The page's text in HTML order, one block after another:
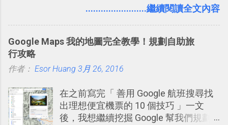
理，到底 Slack 有什麼魅力？它是不是
有機會在一個專案合作中使用了 Slack
點： 1. 「 很有趣 」： Slack 裡擁有跟
聊天打屁、傳送有趣影音圖文的功能。
2. 「 有效率 」：但是 Slack 的頻道、群
組機制讓茶水間的聊天，不會干擾工作
........................繼續閱讀全文內容
Google Maps 我的地圖完全教學！規劃自助旅
行攻略
作者： Esor Huang 3月 26, 2016
在之前寫完「 善用 Google 航班搜尋找
出理想便宜機票的 10 個技巧 」一文
後，我想繼續挖掘 Google 幫我們規劃